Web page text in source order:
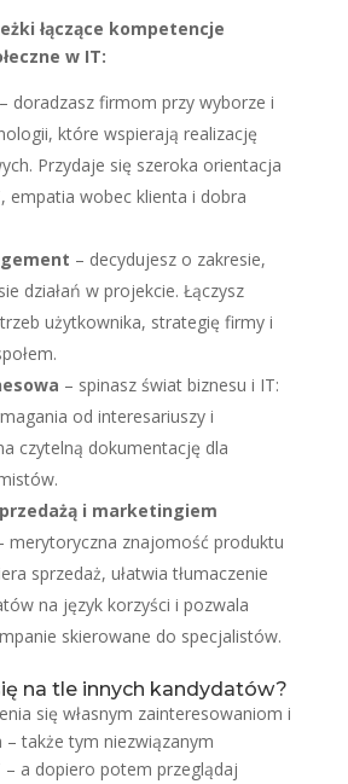
łączące kompetencje
w IT:
– doradzasz firmom przy wyborze i
które wspierają realizację
Przydaje się szeroka orientacja
empatia wobec klienta i dobra
– decydujesz o zakresie,
działań w projekcie. Łączysz
użytkownika, strategię firmy i
– spinasz świat biznesu i IT:
od interesariuszy i
czytelną dokumentację dla
i marketingiem
merytoryczna znajomość produktu
sprzedaż, ułatwia tłumaczenie
na język korzyści i pozwala
skierowane do specjalistów.
na tle innych kandydatów?
się własnym zainteresowaniom i
także tym niezwiązanym
a dopiero potem przeglądaj